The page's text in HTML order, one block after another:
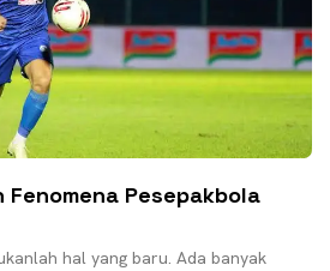
Pesepakbola
hal yang baru. Ada banyak